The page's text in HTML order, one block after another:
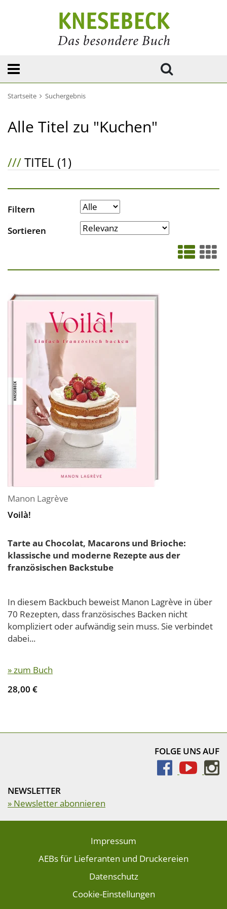
Startseite Suchergebnis
Alle Titel zu "Kuchen"
///TITEL (1)
Filtern
Sortieren
Manon Lagrève
Voilà!
Tarte au Chocolat, Macarons und Brioche:
klassische und moderne Rezepte aus der
französischen Backstube
In diesem Backbuch beweist Manon Lagrève in über
70 Rezepten, dass französisches Backen nicht
kompliziert oder aufwändig sein muss. Sie verbindet
dabei...
» zum Buch
28,00 €
FOLGE UNS AUF
NEWSLETTER
» Newsletter abonnieren
Impressum
AEBs für Lieferanten und Druckereien
Datenschutz
Cookie-Einstellungen